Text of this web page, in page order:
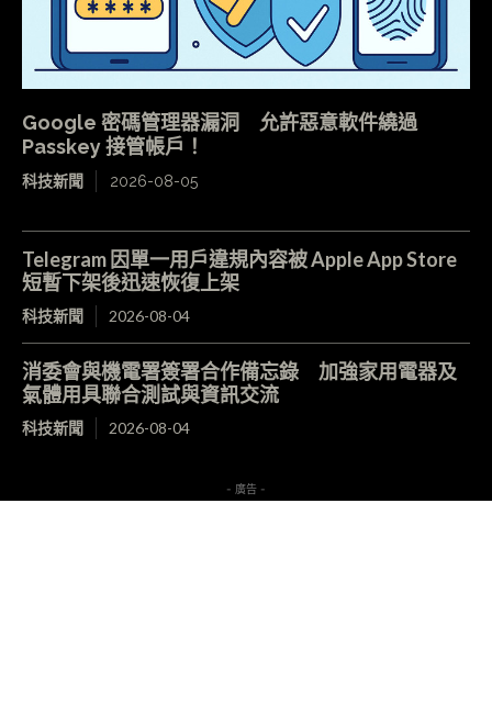
Google 密碼管理器漏洞 允許惡意軟件繞過
Passkey 接管帳戶！
科技新聞 2026-08-05
Telegram 因單一用戶違規內容被 Apple App Store
短暫下架後迅速恢復上架
科技新聞 2026-08-04
消委會與機電署簽署合作備忘錄 加強家用電器及
氣體用具聯合測試與資訊交流
科技新聞 2026-08-04
- 廣告 -